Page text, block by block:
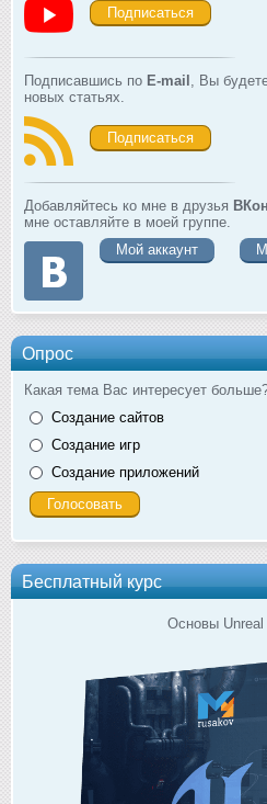
Подписаться
Подписавшись по E-mail , Вы
новых статьях.
Подписаться
Добавляйтесь ко мне в друзья
мне оставляйте в моей группе.
Мой аккаунт
Опрос
Какая тема Вас интересует
Создание сайтов
Создание игр
Создание приложений
Бесплатный курс
Основы Unreal